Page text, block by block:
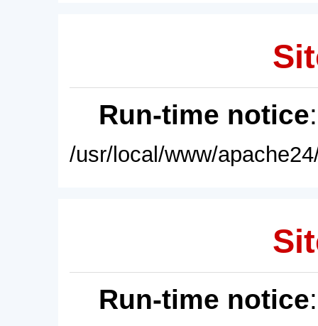
Run-time notice
/usr/local/www/
Run-time notice